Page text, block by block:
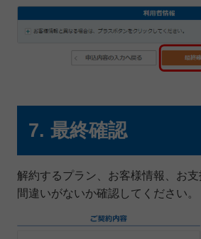
7. 最終確認
解約するプラン、お客様情報、お
間違いがないか確認してください。